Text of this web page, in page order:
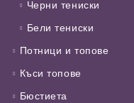
Черни тениски
Бели тениски
Потници и топове
Къси топове
Бюстиета